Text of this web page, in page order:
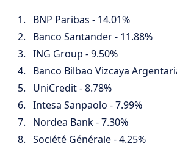
BNP Paribas - 14.01%
Banco Santander - 11.88%
ING Group - 9.50%
Banco Bilbao Vizcaya
UniCredit - 8.78%
Intesa Sanpaolo - 7.99%
Nordea Bank - 7.30%
Société Générale - 4.25%